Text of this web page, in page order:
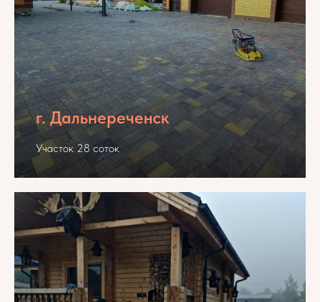
г. Дальнереченск
Участок 28 соток